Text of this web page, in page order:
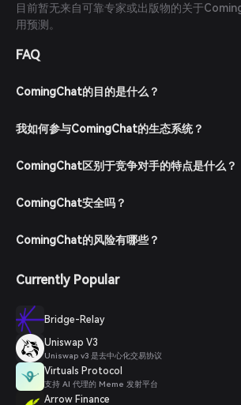
目前暂无来自可靠专家或出版物的关于
用预测。
FAQ
ComingChat的目的是什么？
我如何参与ComingChat的生态系统？
ComingChat区别于竞争对手的特点是什么？
ComingChat安全吗？
ComingChat的风险有哪些？
Currently Popular
Bridge-Relay
Uniswap V3
Uniswap v3 是去中心化交易协议
Virtuals Protocol
支持 AI 代理的 Meme 发射平台
Arrow Finance